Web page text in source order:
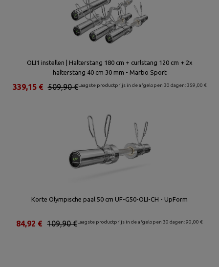
OLI1 instellen | Halterstang 180 cm + curlstang 120 cm + 2x
halterstang 40 cm 30 mm - Marbo Sport
Laagste productprijs in de afgelopen 30 dagen: 359,00 €
509,90 €
339,15 €
Korte Olympische paal 50 cm UF-G50-OLI-CH - UpForm
Laagste productprijs in de afgelopen 30 dagen: 90,00 €
109,90 €
84,92 €